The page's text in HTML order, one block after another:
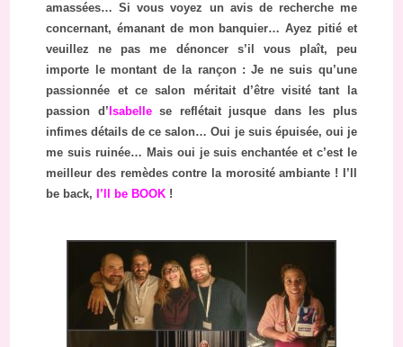
amassées… Si vous voyez un avis de recherche me
concernant, émanant de mon banquier… Ayez pitié et
veuillez ne pas me dénoncer s’il vous plaît, peu
importe le montant de la rançon : Je ne suis qu’une
passionnée et ce salon méritait d’être visité tant la
passion d’ Isabellese reflétait jusque dans les plus
infimes détails de ce salon… Oui je suis épuisée, oui je
me suis ruinée… Mais oui je suis enchantée et c’est le
meilleur des remèdes contre la morosité ambiante ! I’ll
be back, I’ll be BOOK !